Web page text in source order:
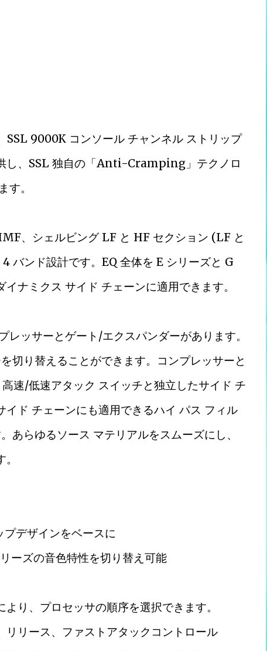
9000K コンソール チャンネル ストリップ
し、SSL 独自の「Anti-Cramping」テクノロ
す。
、シェルビング LF と HF セクション (LF と
バンド設計です。EQ 全体を E シリーズと G
ナミクス サイド チェーンに適用できます。
ッサーとゲート/エクスパンダーがあります。
切り替えることができます。コンプレッサーと
速/低速アタック スイッチと独立したサイド チ
ド チェーンにも適用できるハイ パス フィル
あらゆるソース マテリアルをスムーズにし、
デザインをベースに
ーズの音色特性を切り替え可能
り、プロセッサの順序を選択できます。
リース、ファストアタックコントロール